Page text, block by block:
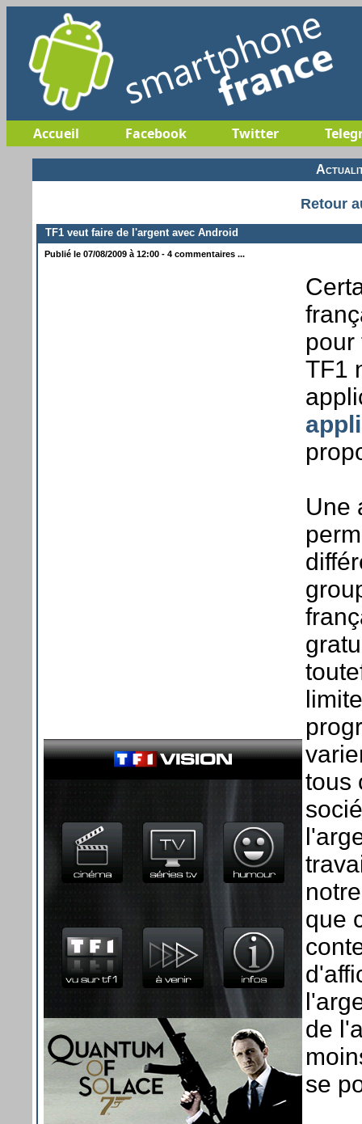
Accueil Facebook Twitter
Retour
TF1 veut faire de l'argent avec Android
Publié le 07/08/2009 à 12:00 - 4 commentaires ...
pour
TF1
Une
tous
que
de
se